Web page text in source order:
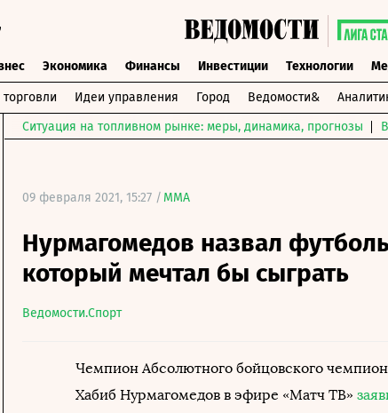
Экономика Финансы Инвестиции Технологии
Идеи управления Город Ведомости&
Ситуация на топливном рынке: меры, динамика, прогнозы
09 февраля 2021, 15:27 / MMA
Нурмагомедов назвал
который мечтал бы сыграть
Ведомости.Спорт
Чемпион Абсолютного бойцовского
Хабиб Нурмагомедов в эфире «Матч ТВ»